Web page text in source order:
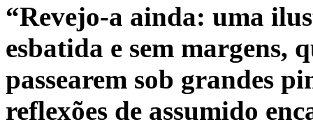
“Revejo-a ainda: uma
esbatida e sem margens,
passearem sob grandes
reflexões de assumido